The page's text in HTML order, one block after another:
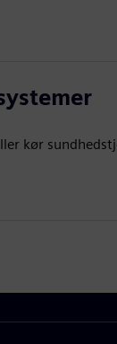
kør